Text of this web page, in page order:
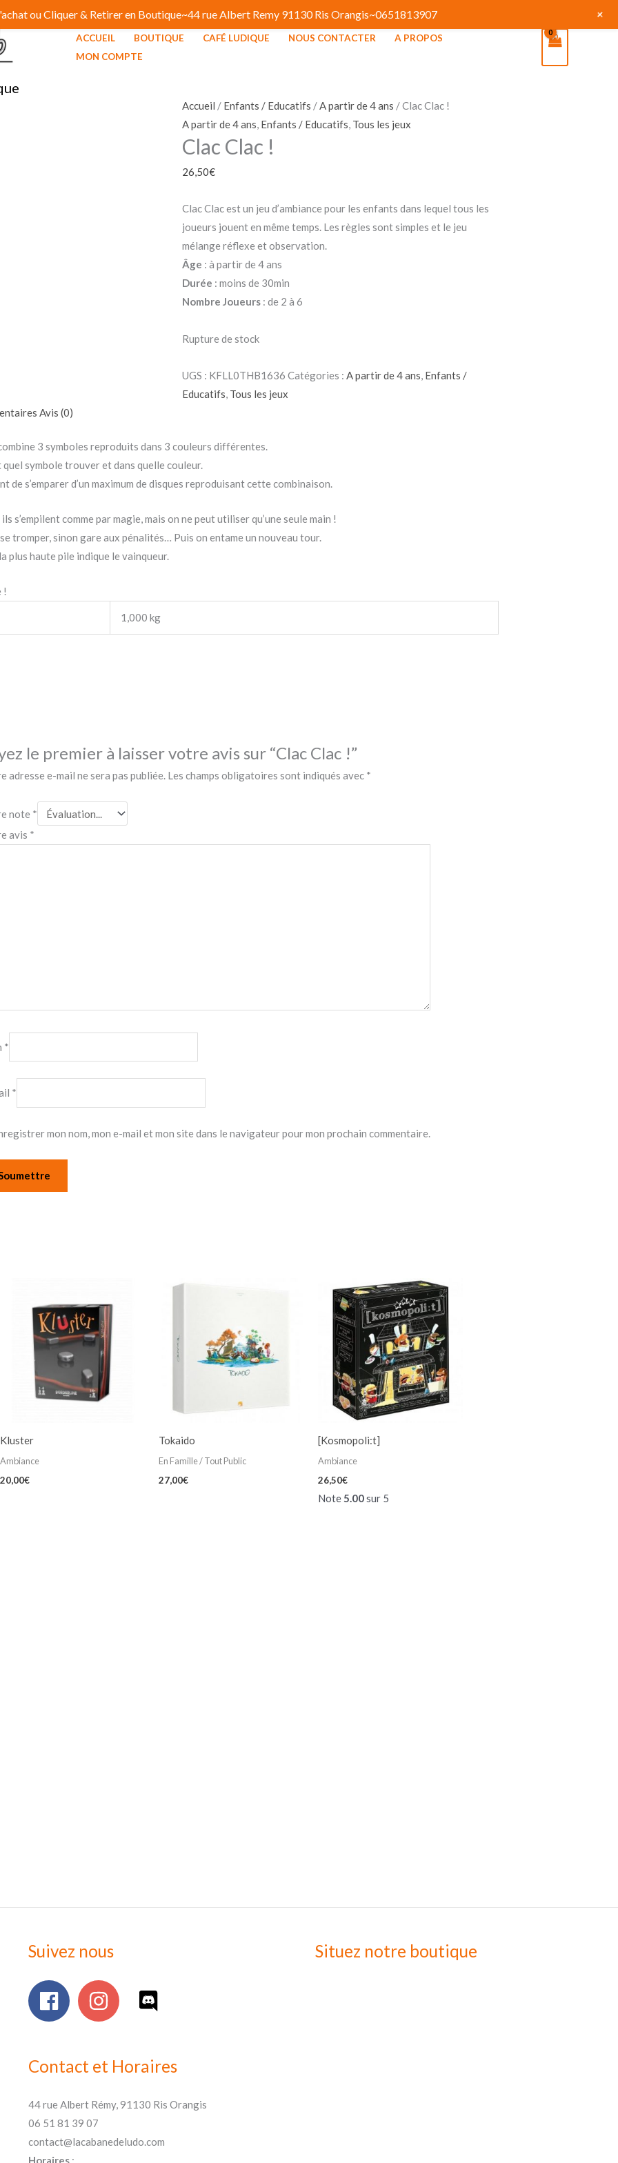
ACCUEIL BOUTIQUE CAFÉ LUDIQUE NOUS CONTACTER
A PROPOS
MON COMPTE
Accueil / Enfants / Educatifs /A partir de 4 ans / Clac Clac !
A partir de 4 ans, Enfants / Educatifs, Tous les jeux
Clac Clac !
26,50€
Clac Clac est un jeu d’ambiance pour les enfants dans lequel tous les
joueurs jouent en même temps. Les règles sont simples et le jeu
mélange réflexe et observation.
Âge : à partir de 4 ans
Durée : moins de 30min
Nombre Joueurs : de 2 à 6
Rupture de stock
UGS : KFLL0THB1636 Catégories : A partir de 4 ans, Enfants /
Educatifs, Tous les jeux
Avis (0)
3 symboles reproduits dans 3 couleurs différentes.
symbole trouver et dans quelle couleur.
s’emparer d’un maximum de disques reproduisant cette combinaison.
s’empilent comme par magie, mais on ne peut utiliser qu’une seule main !
tromper, sinon gare aux pénalités… Puis on entame un nouveau tour.
plus haute pile indique le vainqueur.
!
1,000 kg
le premier à laisser votre avis sur “Clac Clac !”
adresse e-mail ne sera pas publiée. Les champs obligatoires sont indiqués avec *
note *
avis *
*
*
mon nom, mon e-mail et mon site dans le navigateur pour mon prochain commentaire.
Kluster
Ambiance
20,00€
Tokaido
En Famille / Tout Public
27,00€
[Kosmopoli:t]
Ambiance
26,50€
Note5.00sur 5
Suivez nous
Contact et Horaires
44 rue Albert Rémy, 91130 Ris Orangis
06 51 81 39 07
contact@lacabanedeludo.com
Horaires:
Situez notre boutique
ou Cliquer & Retirer en Boutique~44 rue Albert Remy 91130 Ris Orangis~0651813907 +